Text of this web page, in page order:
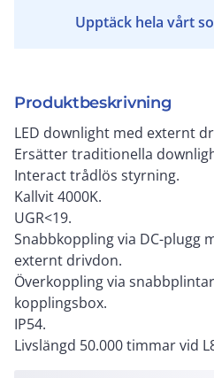
Upptäck hela vårt
Produktbeskrivning
LED downlight med externt
Ersätter traditionella
Interact trådlös styrning.
Kallvit 4000K.
UGR<19.
Snabbkoppling via DC-plugg
externt drivdon.
Överkoppling via
kopplingsbox.
IP54.
Livslängd 50.000 timmar vid